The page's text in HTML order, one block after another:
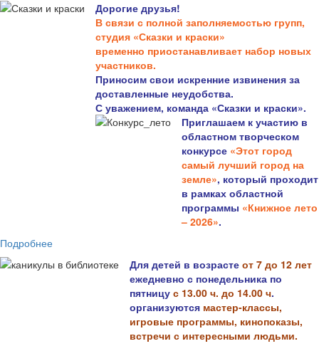
Дорогие друзья!
В связи с полной заполняемостью групп,
студия «Сказки и краски»
временно приостанавливает набор новых
участников.
Приносим свои искренние извинения за
доставленные неудобства.
С уважением, команда «Сказки и краски».
Приглашаем к участию в
областном творческом
конкурсе «Этот город
самый лучший город на
земле», который проходит
в рамках областной
программы «Книжное лето
– 2026».
Подробнее
Для детей в возрасте от 7 до 12 лет
ежедневно с понедельника по
пятницу с 13.00 ч. до 14.00 ч.
организуются мастер-классы,
игровые программы, кинопоказы,
встречи с интересными людьми.